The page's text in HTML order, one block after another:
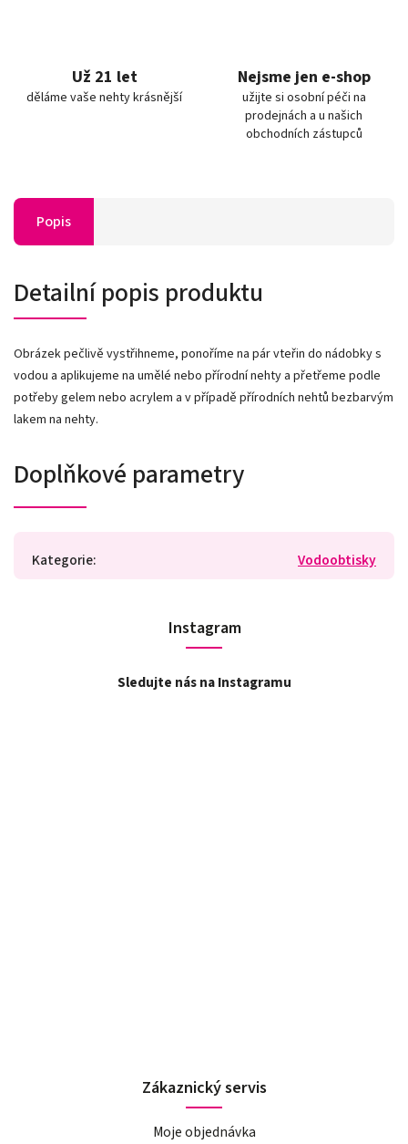
Už 21 let
děláme vaše nehty krásnější
Nejsme jen e-shop
užijte si osobní péči na
prodejnách a u našich
obchodních zástupců
Popis
Detailní popis produktu
Obrázek pečlivě vystřihneme, ponoříme na pár vteřin do nádobky s
vodou a aplikujeme na umělé nebo přírodní nehty a přetřeme podle
potřeby gelem nebo acrylem a v případě přírodních nehtů bezbarvým
lakem na nehty.
Doplňkové parametry
Kategorie: Vodoobtisky
Instagram
Sledujte nás na Instagramu
Zákaznický servis
Moje objednávka